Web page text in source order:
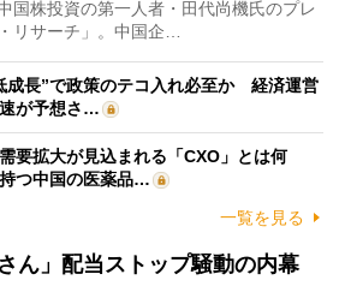
国株投資の第一人者・田代尚機氏のプレ
リサーチ」。中国企…
成長”で政策のテコ入れ必至か 経済運営
が予想さ…
要拡大が見込まれる「CXO」とは何
つ中国の医薬品…
一覧を見る
ん」配当ストップ騒動の内幕